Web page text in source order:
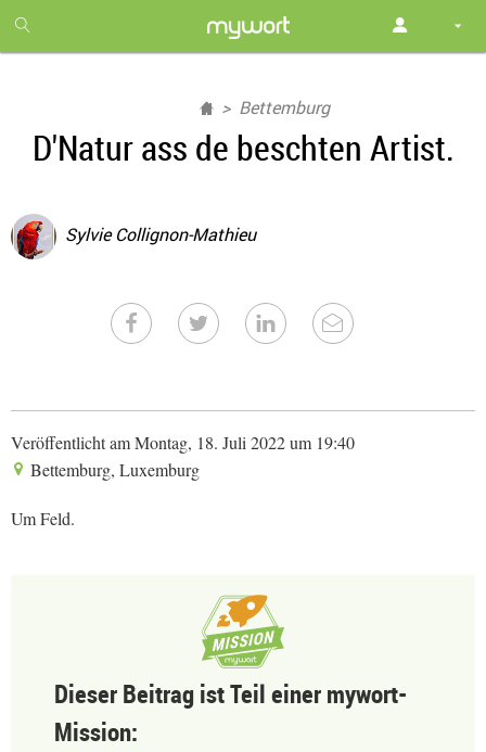
month
free
Bettemburg
D'Natur ass de beschten Artist.
Sylvie Collignon-Mathieu
Veröffentlicht am Montag, 18. Juli 2022 um 19:40
Bettemburg, Luxemburg
Um Feld.
Dieser Beitrag ist Teil einer mywort-
Mission: